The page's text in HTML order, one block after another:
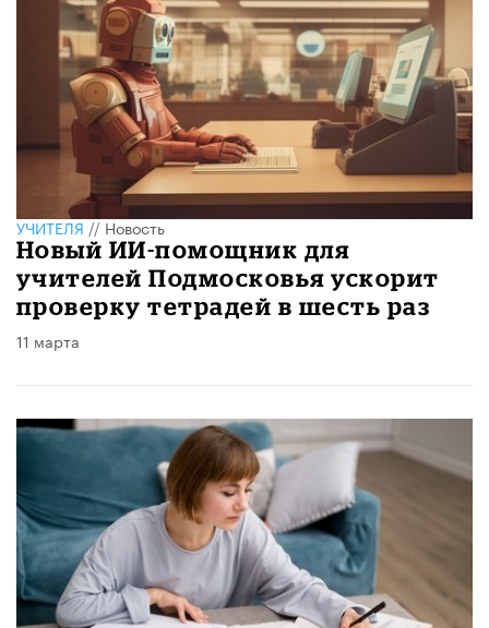
УЧИТЕЛЯ//Новость
Новый ИИ-помощник для
учителей Подмосковья ускорит
проверку тетрадей в шесть раз
11 марта